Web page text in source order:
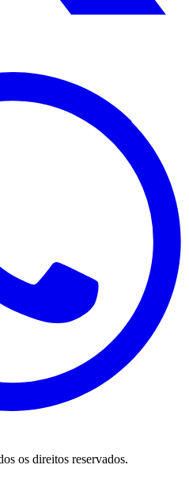
os direitos reservados.